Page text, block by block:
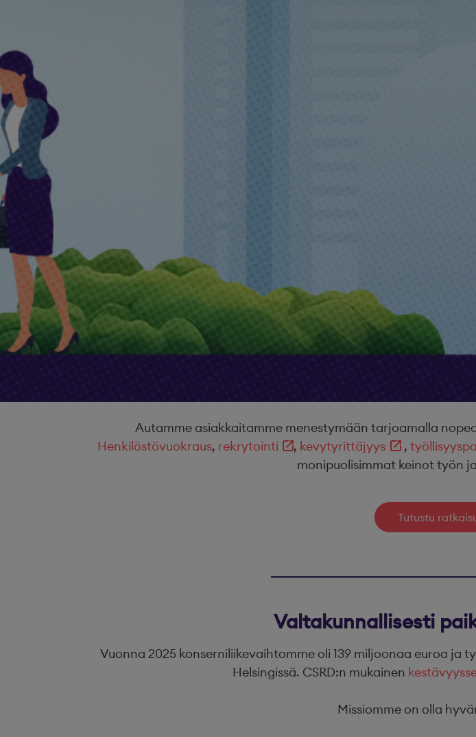
Autamme asiakkaitamme menestymään tarjoamalla
Henkilöstövuokraus, rekrytointi , kevytyrittäjyys ,
monipuolisimmat keinot työn
Tutustu
Valtakunnallisesti
Vuonna 2025 konserniliikevaihtomme oli 139 miljoonaa euroa ja
Helsingissä. CSRD:n mukainen
Missiomme on olla